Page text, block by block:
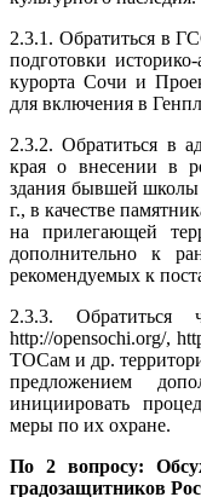
2.3.1. Обратиться в
подготовки
курорта Сочи и
для включения в
2.3.2. Обратиться в
края о внесении в
здания бывшей
г., в качестве
на прилегающей
дополнительно к
рекомендуемых к
2.3.3. Обратиться
http://opensochi.org/,
ТОСам и др.
предложением
инициировать
меры по их охране.
По 2 вопросу:
градозащитников